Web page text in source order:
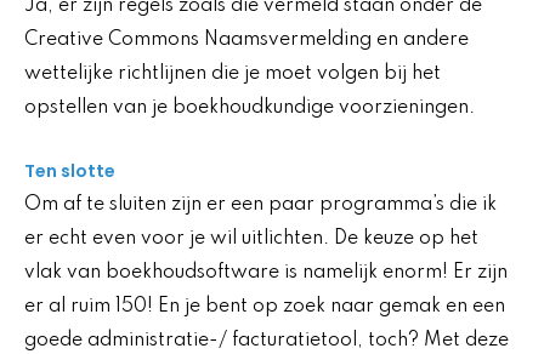
Ja, er zijn regels zoals die vermeld staan onder de
Creative Commons Naamsvermelding en andere
wettelijke richtlijnen die je moet volgen bij het
opstellen van je boekhoudkundige voorzieningen.
Ten slotte
Om af te sluiten zijn er een paar programma’s die ik
er echt even voor je wil uitlichten. De keuze op het
vlak van boekhoudsoftware is namelijk enorm! Er zijn
er al ruim 150! En je bent op zoek naar gemak en een
goede administratie-/ facturatietool, toch? Met deze